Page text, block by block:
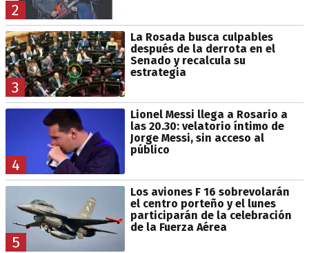
2
3
La Rosada busca culpables
después de la derrota en el
Senado y recalcula su
estrategia
4
Lionel Messi llega a Rosario a
las 20.30: velatorio íntimo de
Jorge Messi, sin acceso al
público
5
Los aviones F 16 sobrevolarán
el centro porteño y el lunes
participarán de la celebración
de la Fuerza Aérea